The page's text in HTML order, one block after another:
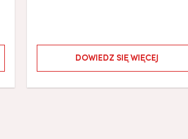
DOWIEDZ SIĘ WIĘCEJ